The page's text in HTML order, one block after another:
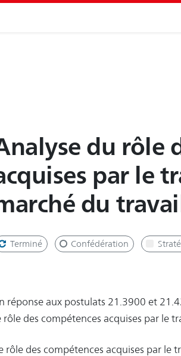
du rôle
par le
du
Terminé Confédération
réponse aux postulats 21.3900 et
rôle des compétences acquises par le
rôle des compétences acquises par